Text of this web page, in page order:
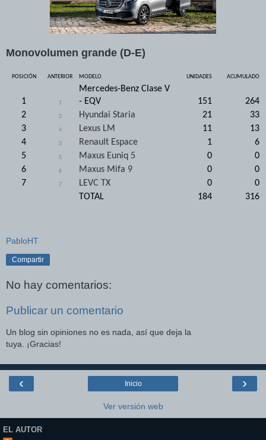
Monovolumen grande (D-E)
POSICIÓN ANTERIOR MODELO UNIDADES ACUMULADO
1 1
Mercedes-Benz Clase V
- EQV
151
264
2
2 Hyundai Staria 21
33
3
4 Lexus LM 11
13
4
3 Renault Espace 1
6
5
5 Maxus Euniq 5 0
0
6
6 Maxus Mifa 9 0
0
7
7 LEVC TX 0
0
TOTAL
184 316
PabloHT
Compartir
No hay comentarios:
Publicar un comentario
Un blog sin opiniones no es nada, así que deja la
tuya. ¡Gracias!
‹ ›
Inicio
Ver versión web
EL AUTOR